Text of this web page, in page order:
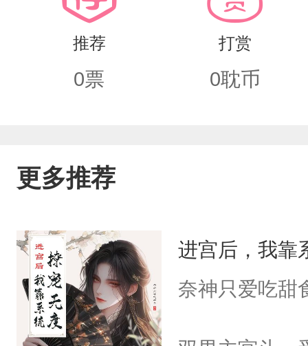
推荐
0票
打赏
0耽币
更多推荐
进宫后，我靠
奈神只爱吃甜